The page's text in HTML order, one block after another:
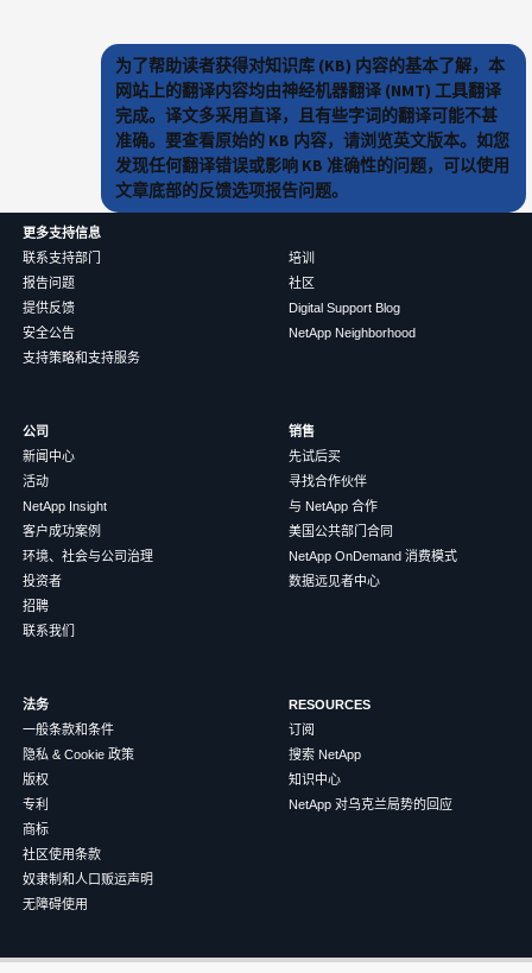
为了帮助读者获得对知识库 (KB) 内容的基本了解，本
网站上的翻译内容均由神经机器翻译 (NMT) 工具翻译
完成。译文多采用直译，且有些字词的翻译可能不甚
准确。要查看原始的 KB 内容，请浏览英文版本。如您
发现任何翻译错误或影响 KB 准确性的问题，可以使用
文章底部的反馈选项报告问题。
更多支持信息
联系支持部门
报告问题
提供反馈
安全公告
支持策略和支持服务
培训
社区
Digital Support Blog
NetApp Neighborhood
公司
新闻中心
活动
NetApp Insight
客户成功案例
环境、社会与公司治理
投资者
招聘
联系我们
销售
先试后买
寻找合作伙伴
与 NetApp 合作
美国公共部门合同
NetApp OnDemand 消费模式
数据远见者中心
法务
一般条款和条件
隐私 & Cookie 政策
版权
专利
商标
社区使用条款
奴隶制和人口贩运声明
无障碍使用
RESOURCES
订阅
搜索 NetApp
知识中心
NetApp 对乌克兰局势的回应